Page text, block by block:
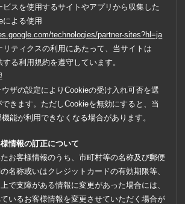
ビスを使用するサイトやアプリから収集した
による使用
technologies/partner-sites?hl=ja
ティクスの利用にあたって、当サイトは
る利用規約を遵守しています。
ザの設定によりCookieの受け入れ可否を選
きます。ただしCookieを無効にすると、当
能が利用できなくなる場合があります。
情報の訂正について
お客様情報のうち、市町村等の名称及び郵便
名称或いはクレジットカードの有効期限等、
で支障がある情報に変更があった場合には、
いるお客様情報を変更させていただく場合が